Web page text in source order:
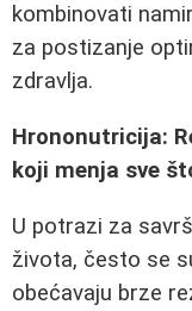
kombinovati
za postizanje
zdravlja.
Hrononutricija:
koji menja sve
U potrazi za
života, često se
obećavaju brze